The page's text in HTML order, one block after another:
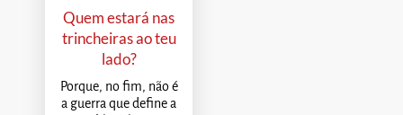
Quem estará nas
trincheiras ao teu
lado?
Porque, no fim, não é
a guerra que define a